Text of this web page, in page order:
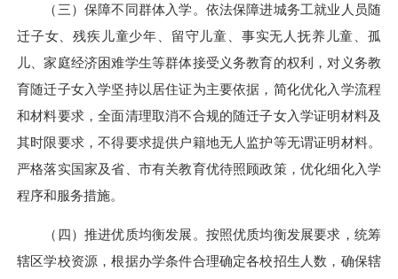
（三）保障不同群体入学。依法保障进城务工就业人员随
迁子女、残疾儿童少年、留守儿童、事实无人抚养儿童、孤
儿、家庭经济困难学生等群体接受义务教育的权利，对义务教
育随迁子女入学坚持以居住证为主要依据，简化优化入学流程
和材料要求，全面清理取消不合规的随迁子女入学证明材料及
其时限要求，不得要求提供户籍地无人监护等无谓证明材料。
严格落实国家及省、市有关教育优待照顾政策，优化细化入学
程序和服务措施。
（四）推进优质均衡发展。按照优质均衡发展要求，统筹
辖区学校资源，根据办学条件合理确定各校招生人数，确保辖